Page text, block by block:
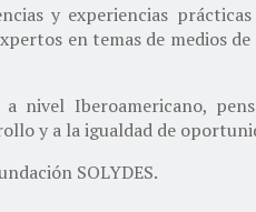
y experiencias
en temas de medios
nivel Iberoamericano,
y a la igualdad de
SOLYDES.